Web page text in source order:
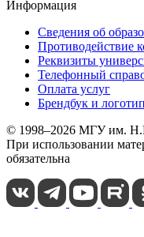
Информация
Сведения об
Противодействие
Реквизиты
Телефонный
Оплата услуг
Брендбук и
© 1998–2026 МГУ им.
При использовании
обязательна